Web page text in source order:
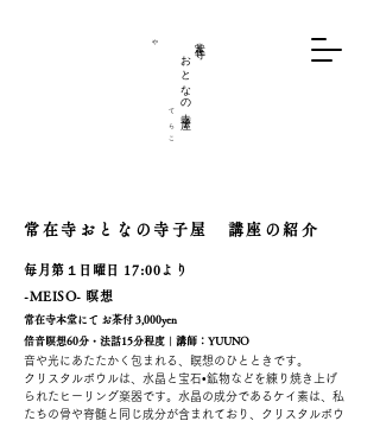
おとなの寺子屋
てらこ
や
常在寺おとなの寺子屋 講座の紹介
毎月第１日曜日 17:00より
-MEISO- 瞑想
常在寺本堂にて お茶付 3,000yen
倍音瞑想60分・法話15分程度 ｜講師：YUUNO
音や光にあたたかく包まれる、瞑想のひとときです。
クリスタルボウルは、水晶と宝石•鉱物などを練り焼き上げ
られたヒーリング楽器です。水晶の成分であるケイ素は、私
たちの骨や脊髄と同じ成分が含まれており、クリスタルボウ